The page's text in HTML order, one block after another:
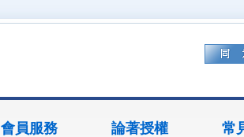
會員服務 論著授權 常